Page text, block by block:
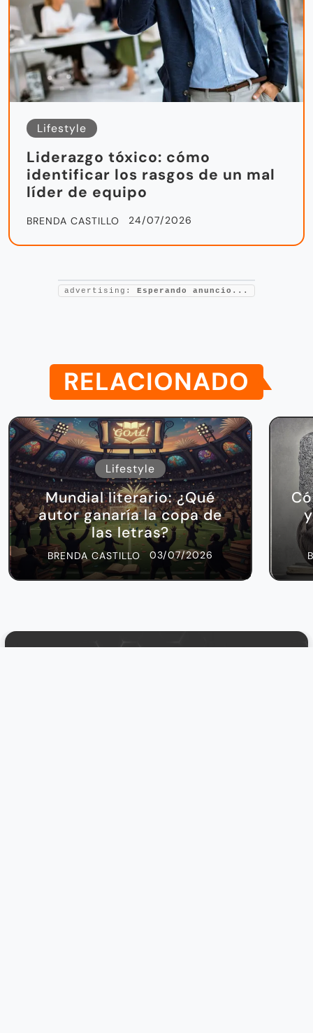
Lifestyle
Liderazgo tóxico: cómo
identificar los rasgos de un mal
líder de equipo
BRENDA CASTILLO 24/07/2026
advertising: Esperando anuncio...
RELACIONADO
Lifestyle
Mundial literario: ¿Qué
autor ganaría la copa de
las letras?
BRENDA CASTILLO 03/07/2026